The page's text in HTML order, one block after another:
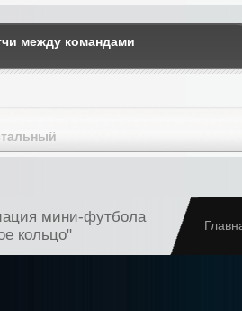
между командами
мини-футбола
кольцо"